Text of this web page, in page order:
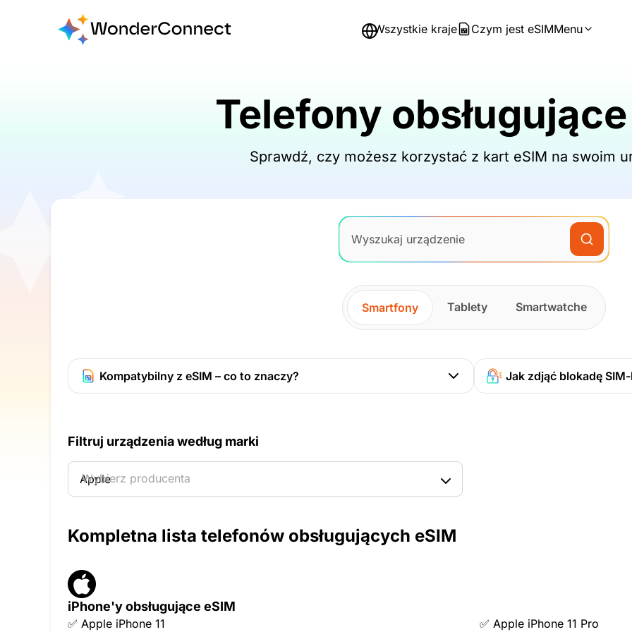
Wszystkie kraje Czym jest eSIMMenu
Telefony
Sprawdź, czy możesz korzystać z kart eSIM na swoim
Smartfony Tablety Smartwatche
Kompatybilny z eSIM – co to znaczy? Jak zdjąć blokadę
Filtruj urządzenia według marki
Wybierz producenta
Kompletna lista telefonów obsługujących eSIM
iPhone'y obsługujące eSIM
✅ Apple iPhone 11 ✅ Apple iPhone 11 Pro